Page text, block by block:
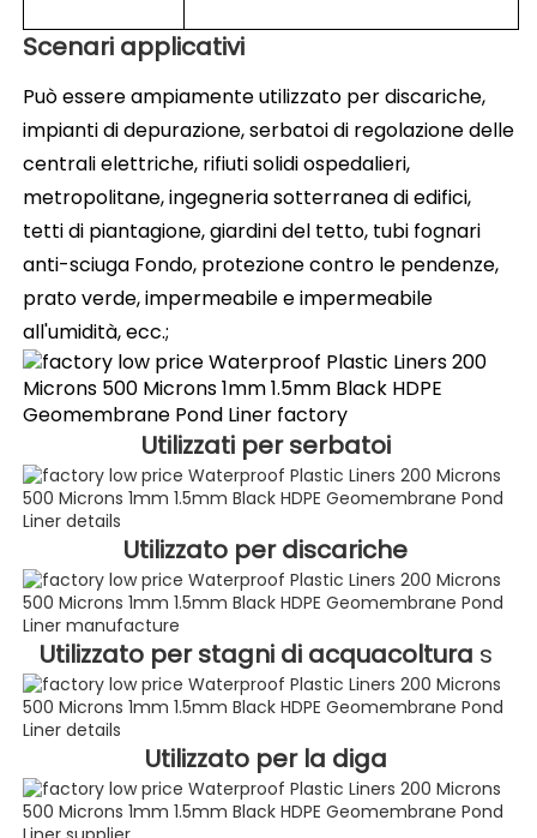
Scenari applicativi
Può essere ampiamente utilizzato per discariche,
impianti di depurazione, serbatoi di regolazione delle
centrali elettriche, rifiuti solidi ospedalieri,
metropolitane, ingegneria sotterranea di edifici,
tetti di piantagione, giardini del tetto, tubi fognari
anti-sciuga Fondo, protezione contro le pendenze,
prato verde, impermeabile e impermeabile
all'umidità, ecc.;
Utilizzati per serbatoi
Utilizzato per discariche
Utilizzato per stagni di acquacoltura s
Utilizzato per la diga